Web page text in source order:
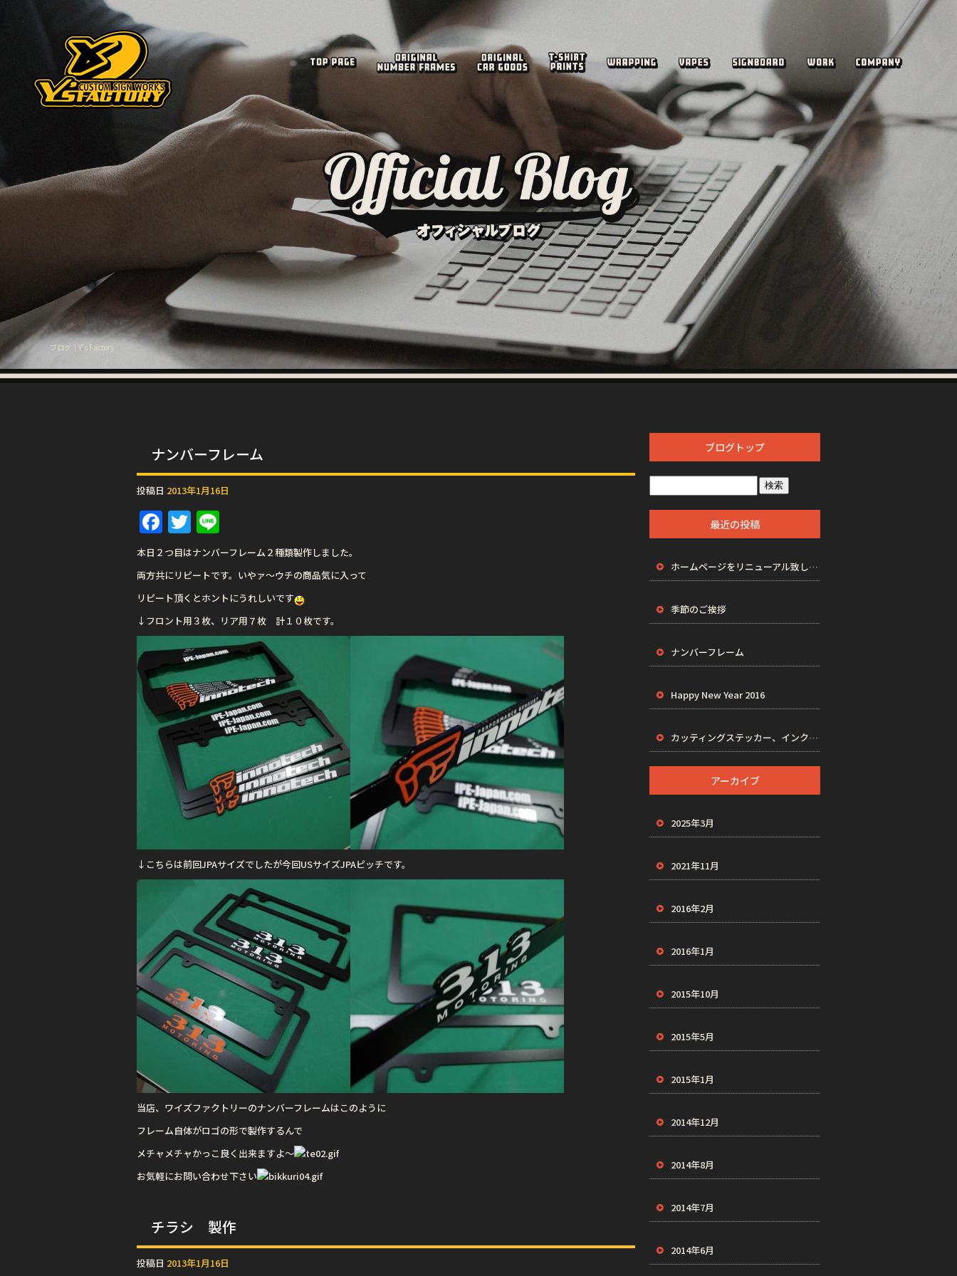
ブログ｜Y's Factory
ナンバーフレーム
投稿日 2013年1月16日
F
a
c
e
b
o
o
k
T
w
it
te
r
n
e
本日２つ目はナンバーフレーム２種類製作しました。
両方共にリピートです。いやァ〜ウチの商品気に入って
リピート頂くとホントにうれしいです
↓フロント用３枚、リア用７枚 計１０枚です。
↓こちらは前回JPAサイズでしたが今回USサイズJPAピッチです。
当店、ワイズファクトリーのナンバーフレームはこのように
フレーム自体がロゴの形で製作するんで
メチャメチャかっこ良く出来ますよ〜
お気軽にお問い合わせ下さい
チラシ 製作
投稿日 2013年1月16日
ブログトップ
最近の投稿
ホームページをリニューアル致しました。
季節のご挨拶
ナンバーフレーム
Happy New Year 2016
カッティングステッカー、インクジェットステッカー、プリントステッカー、VAPES
アーカイブ
2025年3月
2021年11月
2016年2月
2016年1月
2015年10月
2015年5月
2015年1月
2014年12月
2014年8月
2014年7月
2014年6月